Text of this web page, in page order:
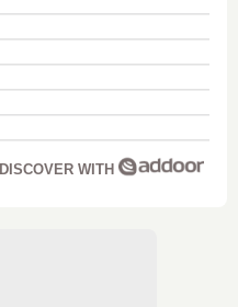
DISCOVER WITH